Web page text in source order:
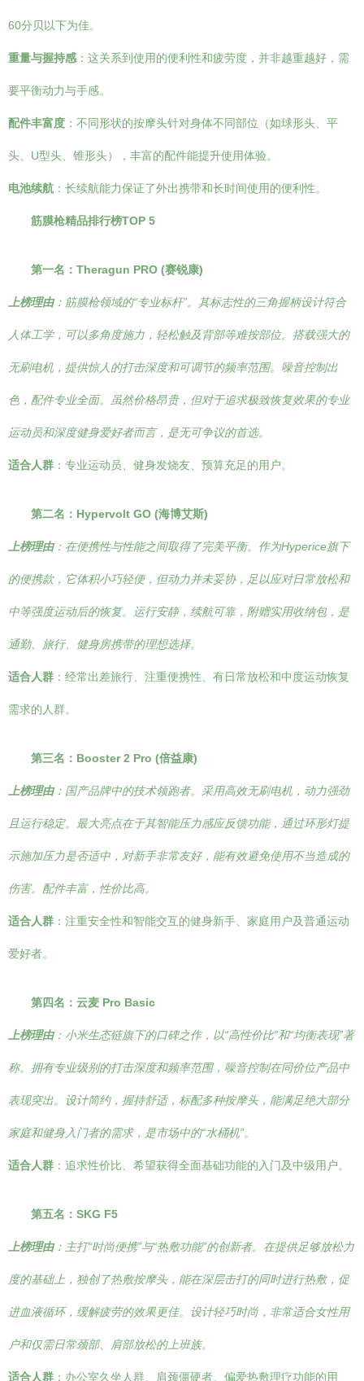
60分贝以下为佳。
重量与握持感 ：这关系到使用的便利性和疲劳度，并非越重越好，需
要平衡动力与手感。
配件丰富度 ：不同形状的按摩头针对身体不同部位（如球形头、平
头、U型头、锥形头），丰富的配件能提升使用体验。
电池续航 ：长续航能力保证了外出携带和长时间使用的便利性。
筋膜枪精品排行榜TOP 5
第一名：Theragun PRO (赛锐康)
上榜理由：筋膜枪领域的“专业标杆”。其标志性的三角握柄设计符合
人体工学，可以多角度施力，轻松触及背部等难按部位。搭载强大的
无刷电机，提供惊人的打击深度和可调节的频率范围。噪音控制出
色，配件专业全面。虽然价格昂贵，但对于追求极致恢复效果的专业
运动员和深度健身爱好者而言，是无可争议的首选。
适合人群 ：专业运动员、健身发烧友、预算充足的用户。
第二名：Hypervolt GO (海博艾斯)
上榜理由：在便携性与性能之间取得了完美平衡。作为Hyperice旗下
的便携款，它体积小巧轻便，但动力并未妥协，足以应对日常放松和
中等强度运动后的恢复。运行安静，续航可靠，附赠实用收纳包，是
通勤、旅行、健身房携带的理想选择。
适合人群 ：经常出差旅行、注重便携性、有日常放松和中度运动恢复
需求的人群。
第三名：Booster 2 Pro (倍益康)
上榜理由：国产品牌中的技术领跑者。采用高效无刷电机，动力强劲
且运行稳定。最大亮点在于其智能压力感应反馈功能，通过环形灯提
示施加压力是否适中，对新手非常友好，能有效避免使用不当造成的
伤害。配件丰富，性价比高。
适合人群 ：注重安全性和智能交互的健身新手、家庭用户及普通运动
爱好者。
第四名：云麦 Pro Basic
上榜理由：小米生态链旗下的口碑之作，以“高性价比”和“均衡表现”著
称。拥有专业级别的打击深度和频率范围，噪音控制在同价位产品中
表现突出。设计简约，握持舒适，标配多种按摩头，能满足绝大部分
家庭和健身入门者的需求，是市场中的“水桶机”。
适合人群 ：追求性价比、希望获得全面基础功能的入门及中级用户。
第五名：SKG F5
上榜理由：主打“时尚便携”与“热敷功能”的创新者。在提供足够放松力
度的基础上，独创了热敷按摩头，能在深层击打的同时进行热敷，促
进血液循环，缓解疲劳的效果更佳。设计轻巧时尚，非常适合女性用
户和仅需日常颈部、肩部放松的上班族。
适合人群 ：办公室久坐人群、肩颈僵硬者、偏爱热敷理疗功能的用